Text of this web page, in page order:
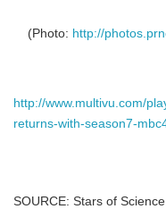
(Photo: http://
http://www.multivu.com/
returns-with-season7-
SOURCE: Stars of Science